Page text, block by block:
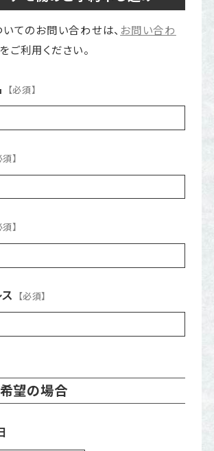
てのお問い合わせは、 お問い合わ
をご利用ください。
【必須】
須】
須】
【必須】
望の場合